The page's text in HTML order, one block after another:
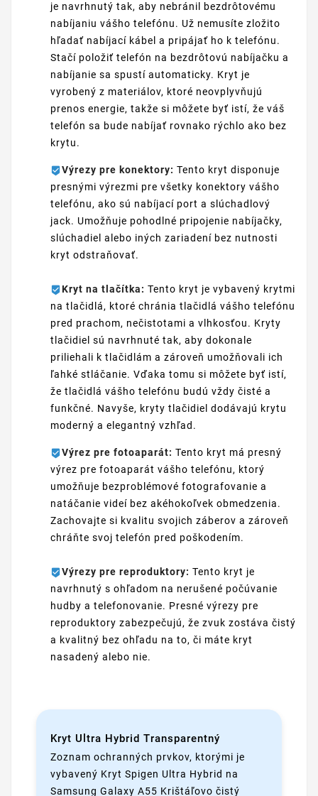
je navrhnutý tak, aby nebránil bezdrôtovému
nabíjaniu vášho telefónu. Už nemusíte zložito
hľadať nabíjací kábel a pripájať ho k telefónu.
Stačí položiť telefón na bezdrôtovú nabíjačku a
nabíjanie sa spustí automaticky. Kryt je
vyrobený z materiálov, ktoré neovplyvňujú
prenos energie, takže si môžete byť istí, že váš
telefón sa bude nabíjať rovnako rýchlo ako bez
krytu.
Výrezy pre konektory: Tento kryt disponuje
presnými výrezmi pre všetky konektory vášho
telefónu, ako sú nabíjací port a slúchadlový
jack. Umožňuje pohodlné pripojenie nabíjačky,
slúchadiel alebo iných zariadení bez nutnosti
kryt odstraňovať.
Kryt na tlačítka: Tento kryt je vybavený krytmi
na tlačidlá, ktoré chránia tlačidlá vášho telefónu
pred prachom, nečistotami a vlhkosťou. Kryty
tlačidiel sú navrhnuté tak, aby dokonale
priliehali k tlačidlám a zároveň umožňovali ich
ľahké stláčanie. Vďaka tomu si môžete byť istí,
že tlačidlá vášho telefónu budú vždy čisté a
funkčné. Navyše, kryty tlačidiel dodávajú krytu
moderný a elegantný vzhľad.
Výrez pre fotoaparát: Tento kryt má presný
výrez pre fotoaparát vášho telefónu, ktorý
umožňuje bezproblémové fotografovanie a
natáčanie videí bez akéhokoľvek obmedzenia.
Zachovajte si kvalitu svojich záberov a zároveň
chráňte svoj telefón pred poškodením.
Výrezy pre reproduktory: Tento kryt je
navrhnutý s ohľadom na nerušené počúvanie
hudby a telefonovanie. Presné výrezy pre
reproduktory zabezpečujú, že zvuk zostáva čistý
a kvalitný bez ohľadu na to, či máte kryt
nasadený alebo nie.
Kryt Ultra Hybrid Transparentný
Zoznam ochranných prvkov, ktorými je
vybavený Kryt Spigen Ultra Hybrid na
Samsung Galaxy A55 Krištáľovo čistý